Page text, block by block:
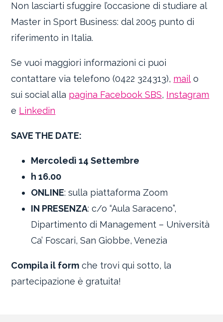
Non lasciarti sfuggire l’occasione di studiare al
Master in Sport Business: dal 2005 punto di
riferimento in Italia.
Se vuoi maggiori informazioni ci puoi
contattare via telefono (0422 324313), mailo
sui social alla pagina Facebook SBS, Instagram
e Linkedin
SAVE THE DATE:
Mercoledì 14 Settembre
h 16.00
ONLINE: sulla piattaforma Zoom
IN PRESENZA: c/o “Aula Saraceno”,
Dipartimento di Management – Università
Ca’ Foscari, San Giobbe, Venezia
Compila il form che trovi qui sotto, la
partecipazione è gratuita!